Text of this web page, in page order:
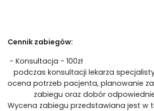
Cennik zabiegów:
- Konsultacja - 100zł
podczas konsultacji lekarza
ocena potrzeb pacjenta, planowanie
zabiegu oraz dobór
Wycena zabiegu przedstawiana jest w